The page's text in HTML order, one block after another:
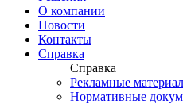
О компании
Новости
Контакты
Справка
Справка
Рекламные
Нормативные